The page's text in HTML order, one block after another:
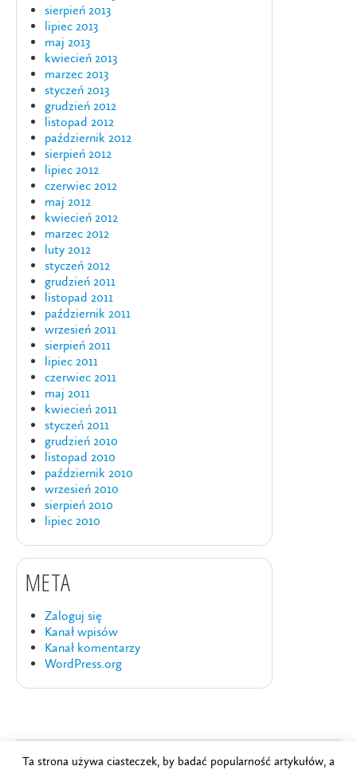
sierpień 2013
lipiec 2013
maj 2013
kwiecień 2013
marzec 2013
styczeń 2013
grudzień 2012
listopad 2012
październik 2012
sierpień 2012
lipiec 2012
czerwiec 2012
maj 2012
kwiecień 2012
marzec 2012
luty 2012
styczeń 2012
grudzień 2011
listopad 2011
październik 2011
wrzesień 2011
sierpień 2011
lipiec 2011
czerwiec 2011
maj 2011
kwiecień 2011
styczeń 2011
grudzień 2010
listopad 2010
październik 2010
wrzesień 2010
sierpień 2010
lipiec 2010
META
Zaloguj się
Kanał wpisów
Kanał komentarzy
WordPress.org
Copyright © 2024Szkoła Brydża PZBS.
Ta strona używa ciasteczek, by badać popularność artykułów, a